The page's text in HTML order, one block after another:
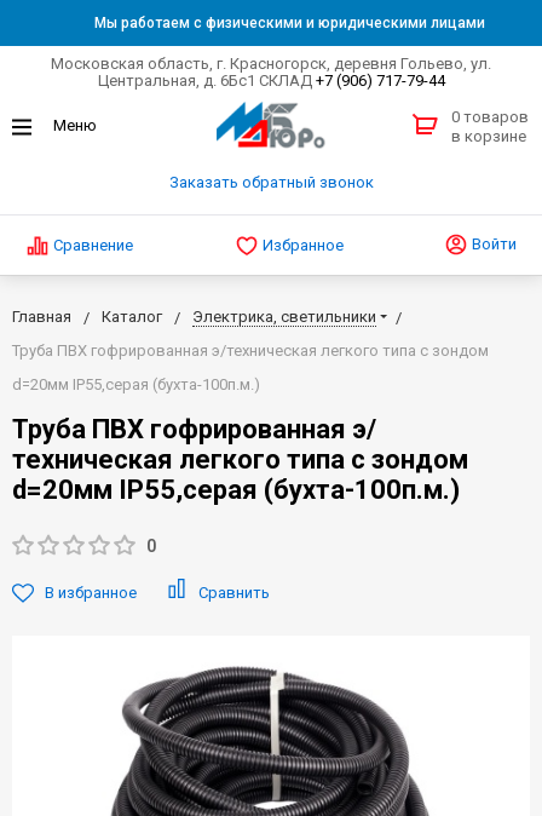
Мы работаем с физическими и юридическими лицами
Московская область, г. Красногорск, деревня Гольево, ул.
Центральная, д. 6Бс1 СКЛАД +7 (906) 717-79-44
Заказать обратный звонок
0 товаров
в корзине
Сравнение Избранное Войти
Главная Каталог
Электрика, светильники
Труба ПВХ гофрированная э/техническая легкого типа с зондом
d=20мм IP55,серая (бухта-100п.м.)
Труба ПВХ гофрированная э/
техническая легкого типа с зондом
d=20мм IP55,серая (бухта-100п.м.)
0
В избранное Сравнить